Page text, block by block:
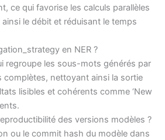
ce qui favorise les calculs parallèles
le débit et réduisant le temps
en NER ?
regroupe les sous-mots générés par
complètes, nettoyant ainsi la sortie
lisibles et cohérents comme ‘New
des versions modèles ?
ou le commit hash du modèle dans